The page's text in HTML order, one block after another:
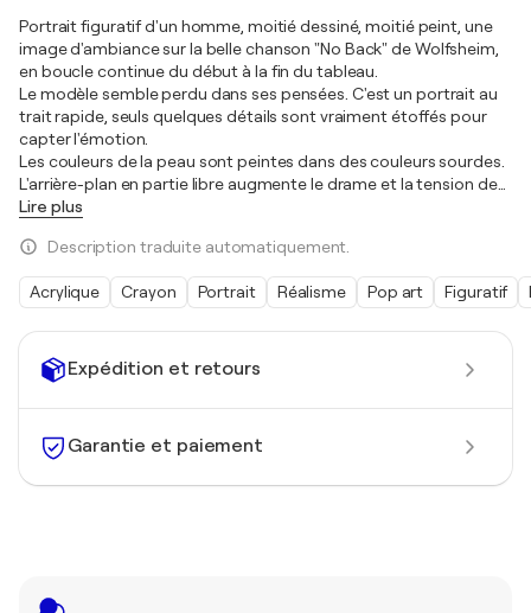
Expédition et retours
Garantie et paiement
Portrait figuratif d'un homme, moitié dessiné, moitié peint, une
image d'ambiance sur la belle chanson "No Back" de Wolfsheim,
en boucle continue du début à la fin du tableau.
Le modèle semble perdu dans ses pensées. C'est un portrait au
trait rapide, seuls quelques détails sont vraiment étoffés pour
capter l'émotion.
Les couleurs de la peau sont peintes dans des couleurs sourdes.
L'arrière-plan en partie libre augmente le drame et la tension de…
Lire plus
Description traduite automatiquement.
Acrylique Crayon Portrait Réalisme Pop art Figuratif